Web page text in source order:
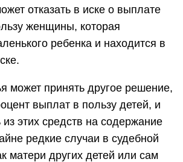
отказать в иске о выплате
женщины, которая
ребенка и находится в
может принять другое решение,
выплат в пользу детей, и
из этих средств на содержание
редкие случаи в судебной
матери других детей или сам